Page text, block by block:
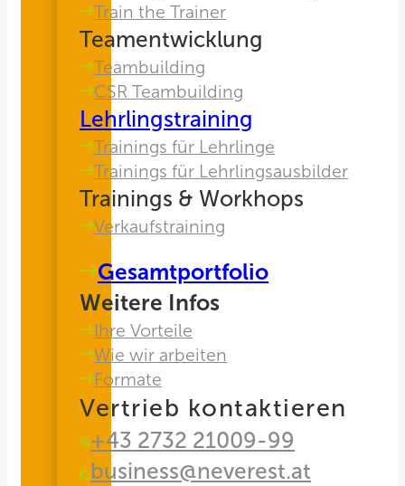
Train the Trainer
Teamentwicklung
Teambuilding
CSR Teambuilding
Lehrlingstraining
Trainings für Lehrlinge
Trainings für Lehrlingsausbilder
Trainings & Workhops
Verkaufstraining
Gesamtportfolio
Weitere Infos
Ihre Vorteile
Wie wir arbeiten
Formate
Vertrieb kontaktieren
+43 2732 21009-99
business@neverest.at